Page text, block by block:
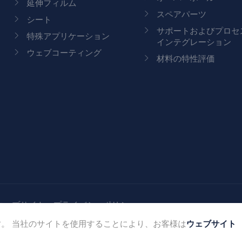
延伸フィルム
シート
特殊アプリケーション
ウェブコーティング
スペアパーツ
サポートおよびプロセ
インテグレーション
材料の特性評価
ェブサイト プライバシーポリシー
当社のサイトを使用することにより、お客様はウェブサイト